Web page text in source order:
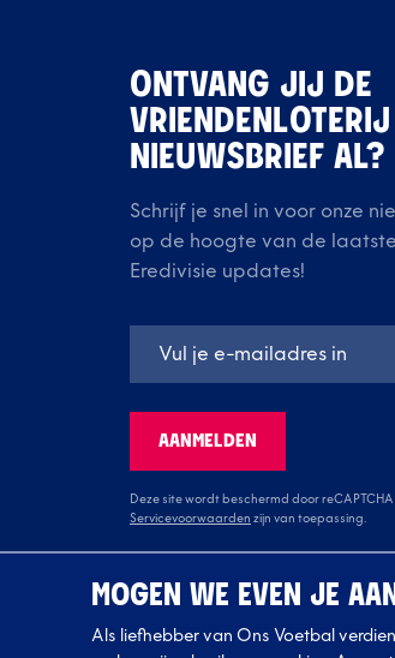
ONTVANG JIJ DE
NIEUWSBRIEF AL?
Schrijf je snel in voor onze
op de hoogte van de
Eredivisie updates!
AANMELDEN
Deze site wordt beschermd door
Servicevoorwaarden zijn van toepassing.
MOGEN WE EVEN JE
Als liefhebber van Ons Voetbal